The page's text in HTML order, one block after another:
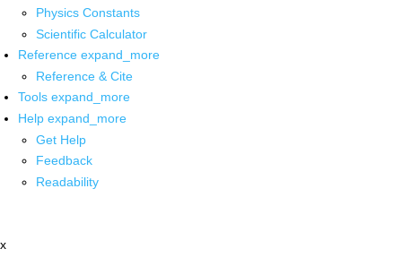
Physics Constants
Scientific Calculator
Reference expand_more
Reference & Cite
Tools expand_more
Help expand_more
Get Help
Feedback
Readability
x